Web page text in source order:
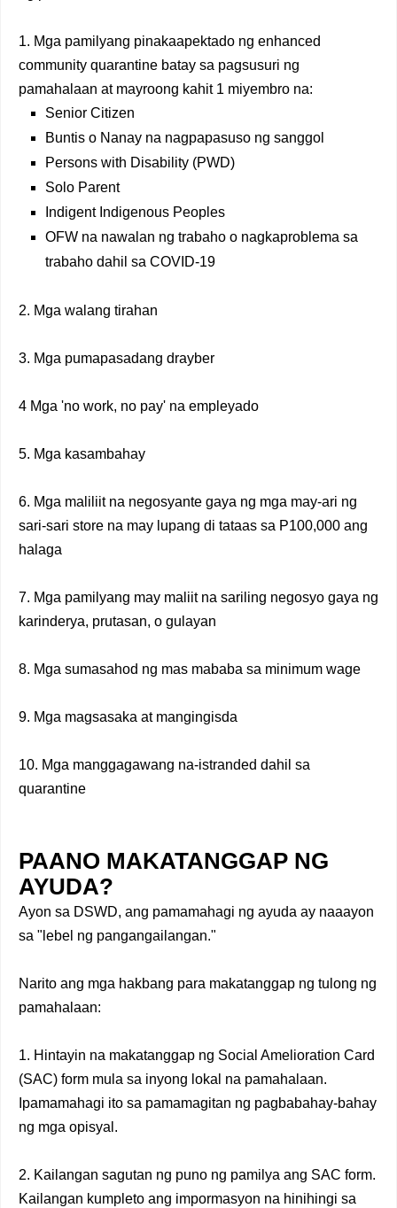
1. Mga pamilyang pinakaapektado ng enhanced
community quarantine batay sa pagsusuri ng
pamahalaan at mayroong kahit 1 miyembro na:
Senior Citizen
Buntis o Nanay na nagpapasuso ng sanggol
Persons with Disability (PWD)
Solo Parent
Indigent Indigenous Peoples
OFW na nawalan ng trabaho o nagkaproblema sa
trabaho dahil sa COVID-19
2. Mga walang tirahan
3. Mga pumapasadang drayber
4 Mga 'no work, no pay' na empleyado
5. Mga kasambahay
6. Mga maliliit na negosyante gaya ng mga may-ari ng
sari-sari store na may lupang di tataas sa P100,000 ang
halaga
7. Mga pamilyang may maliit na sariling negosyo gaya ng
karinderya, prutasan, o gulayan
8. Mga sumasahod ng mas mababa sa minimum wage
9. Mga magsasaka at mangingisda
10. Mga manggagawang na-istranded dahil sa
quarantine
PAANO MAKATANGGAP NG
AYUDA?
Ayon sa DSWD, ang pamamahagi ng ayuda ay naaayon
sa "lebel ng pangangailangan."
Narito ang mga hakbang para makatanggap ng tulong ng
pamahalaan:
1. Hintayin na makatanggap ng Social Amelioration Card
(SAC) form mula sa inyong lokal na pamahalaan.
Ipamamahagi ito sa pamamagitan ng pagbabahay-bahay
ng mga opisyal.
2. Kailangan sagutan ng puno ng pamilya ang SAC form.
Kailangan kumpleto ang impormasyon na hinihingi sa